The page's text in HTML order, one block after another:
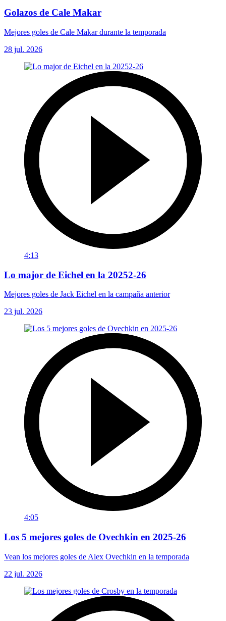
Golazos de Cale Makar
Mejores goles de Cale Makar durante la temporada
28 jul. 2026
4:13
Lo major de Eichel en la 20252-26
Mejores goles de Jack Eichel en la campaña anterior
23 jul. 2026
4:05
Los 5 mejores goles de Ovechkin en 2025-26
Vean los mejores goles de Alex Ovechkin en la temporada
22 jul. 2026